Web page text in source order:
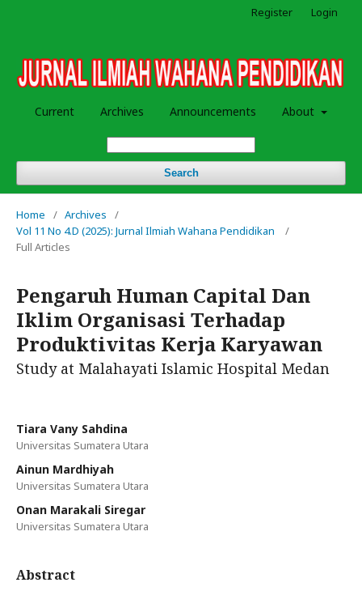
Current Archives Announcements About
Search
Register Login
Home / Archives
/
Vol 11 No 4.D (2025): Jurnal Ilmiah Wahana Pendidikan
/
Full Articles
Pengaruh Human Capital Dan
Iklim Organisasi Terhadap
Produktivitas Kerja Karyawan
Study at Malahayati Islamic Hospital Medan
Tiara Vany Sahdina
Universitas Sumatera Utara
Ainun Mardhiyah
Universitas Sumatera Utara
Onan Marakali Siregar
Universitas Sumatera Utara
Abstract